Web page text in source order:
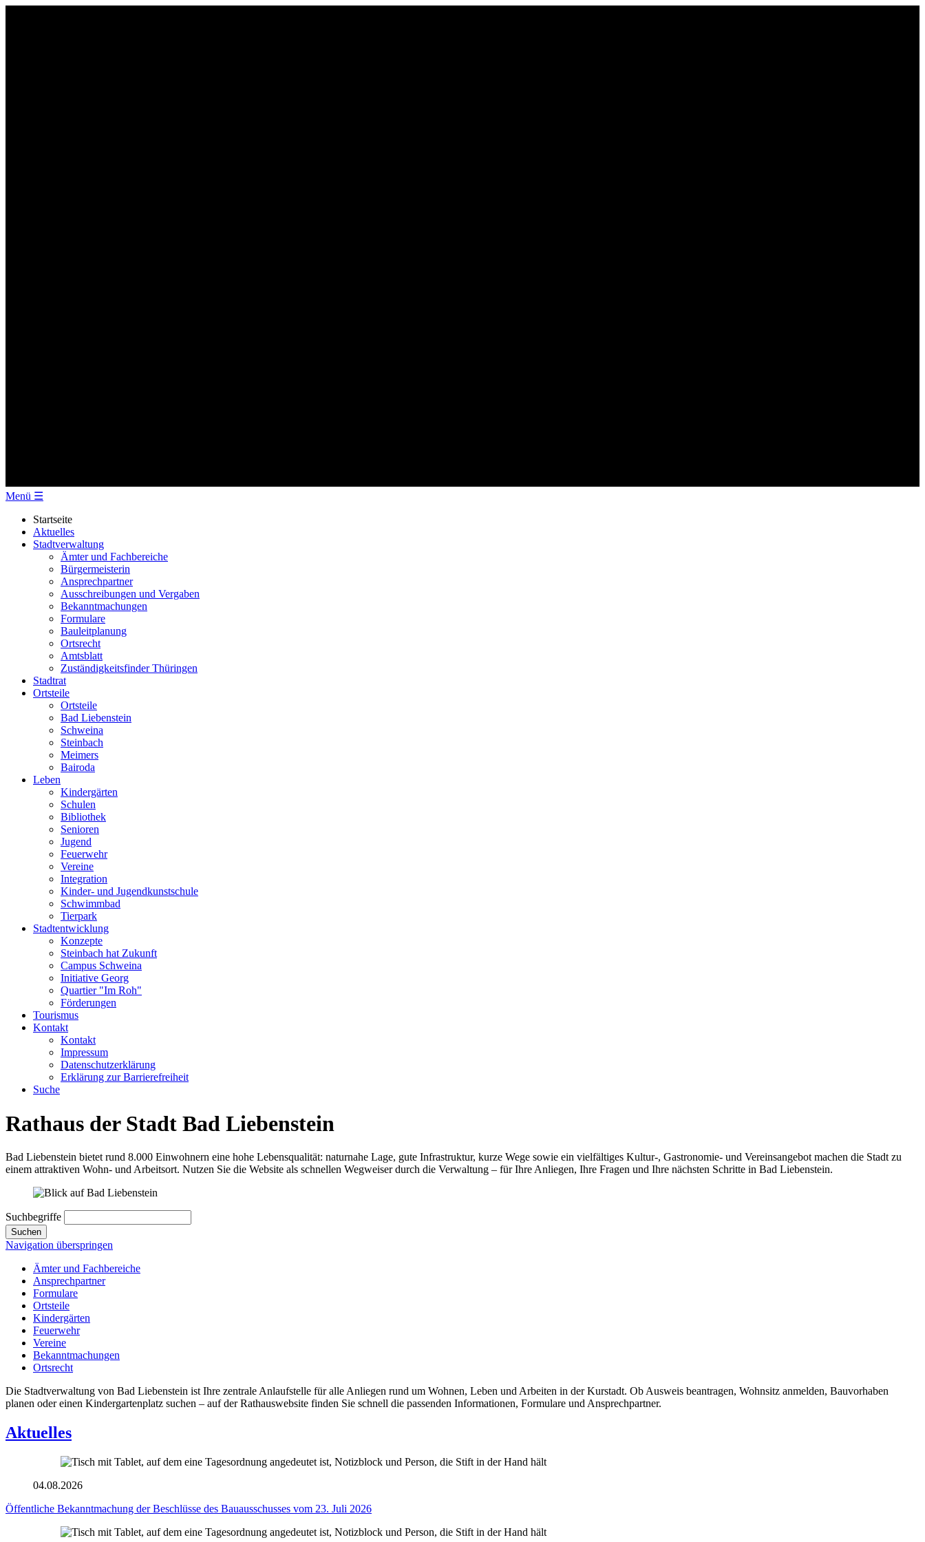
Menü ☰
Startseite
Aktuelles
Stadtverwaltung
Ämter und Fachbereiche
Bürgermeisterin
Ansprechpartner
Ausschreibungen und Vergaben
Bekanntmachungen
Formulare
Bauleitplanung
Ortsrecht
Amtsblatt
Zuständigkeitsfinder Thüringen
Stadtrat
Ortsteile
Ortsteile
Bad Liebenstein
Schweina
Steinbach
Meimers
Bairoda
Leben
Kindergärten
Schulen
Bibliothek
Senioren
Jugend
Feuerwehr
Vereine
Integration
Kinder- und Jugendkunstschule
Schwimmbad
Tierpark
Stadtentwicklung
Konzepte
Steinbach hat Zukunft
Campus Schweina
Initiative Georg
Quartier "Im Roh"
Förderungen
Tourismus
Kontakt
Kontakt
Impressum
Datenschutzerklärung
Erklärung zur Barrierefreiheit
Suche
Rathaus der Stadt Bad Liebenstein
Bad Liebenstein bietet rund 8.000 Einwohnern eine hohe Lebensqualität: naturnahe Lage, gute Infrastruktur, kurze Wege sowie ein vielfältiges Kultur-, Gastronomie- und Vereinsangebot machen die Stadt zu
einem attraktiven Wohn- und Arbeitsort. Nutzen Sie die Website als schnellen Wegweiser durch die Verwaltung – für Ihre Anliegen, Ihre Fragen und Ihre nächsten Schritte in Bad Liebenstein.
Suchbegriffe
Suchen
Navigation überspringen
Ämter und Fachbereiche
Ansprechpartner
Formulare
Ortsteile
Kindergärten
Feuerwehr
Vereine
Bekanntmachungen
Ortsrecht
Die Stadtverwaltung von Bad Liebenstein ist Ihre zentrale Anlaufstelle für alle Anliegen rund um Wohnen, Leben und Arbeiten in der Kurstadt. Ob Ausweis beantragen, Wohnsitz anmelden, Bauvorhaben
planen oder einen Kindergartenplatz suchen – auf der Rathauswebsite finden Sie schnell die passenden Informationen, Formulare und Ansprechpartner.
Aktuelles
04.08.2026
Öffentliche Bekanntmachung der Beschlüsse des Bauausschusses vom 23. Juli 2026